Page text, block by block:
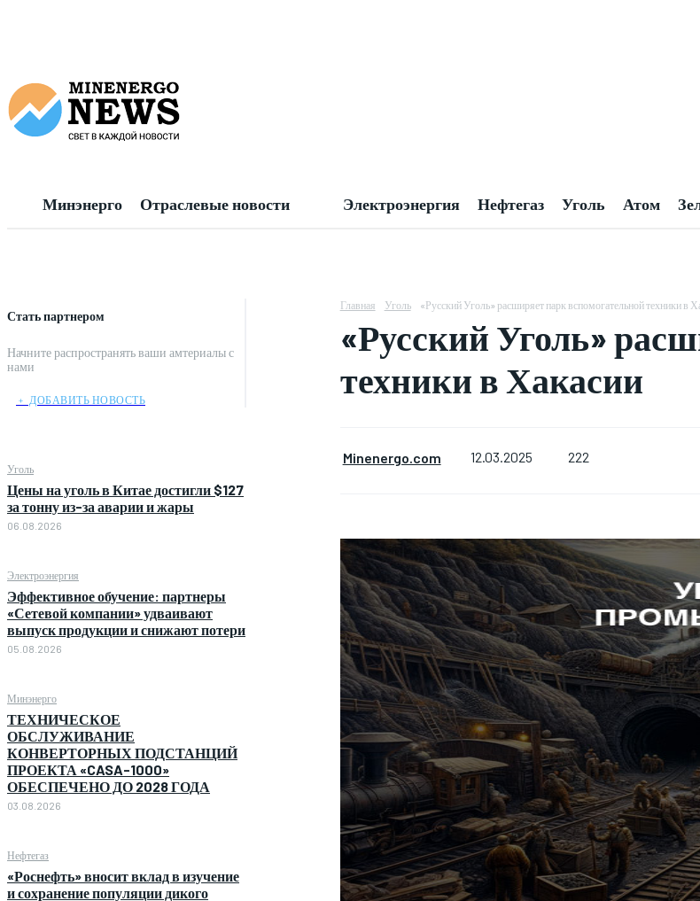
Минэнерго Отраслевые новости Электроэнергия Нефтегаз Уголь Атом
Стать партнером
Начните распространять ваши амтериалы с
нами
﹢ ДОБАВИТЬ НОВОСТЬ
Уголь
Цены на уголь в Китае достигли $127
за тонну из-за аварии и жары
06.08.2026
Электроэнергия
Эффективное обучение: партнеры
«Сетевой компании» удваивают
выпуск продукции и снижают потери
05.08.2026
Минэнерго
ТЕХНИЧЕСКОЕ
ОБСЛУЖИВАНИЕ
КОНВЕРТОРНЫХ ПОДСТАНЦИЙ
ПРОЕКТА «CASA-1000»
ОБЕСПЕЧЕНО ДО 2028 ГОДА
03.08.2026
Нефтегаз
«Роснефть» вносит вклад в изучение
и сохранение популяции дикого
Главная Уголь «Русский Уголь» расширяет парк вспомогательной техники в
«Русский Уголь»
техники в Хакасии
Minenergo.com 12.03.2025 222